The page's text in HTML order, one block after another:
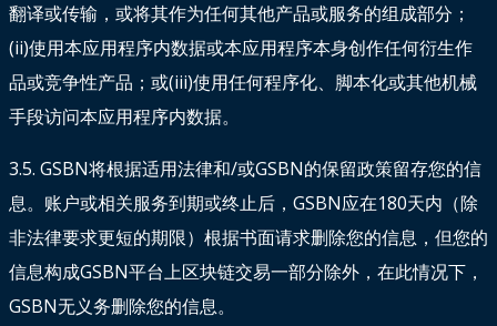
翻译或传输，或将其作为任何其他产品或服务的组成部分；
(ii)使用本应用程序内数据或本应用程序本身创作任何衍生作
品或竞争性产品；或(iii)使用任何程序化、脚本化或其他机械
手段访问本应用程序内数据。
3.5. GSBN将根据适用法律和/或GSBN的保留政策留存您的信
息。账户或相关服务到期或终止后，GSBN应在180天内（除
非法律要求更短的期限）根据书面请求删除您的信息，但您的
信息构成GSBN平台上区块链交易一部分除外，在此情况下，
GSBN无义务删除您的信息。